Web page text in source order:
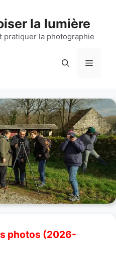
la lumière
pratiquer la photographie
Menu
photos (2026-